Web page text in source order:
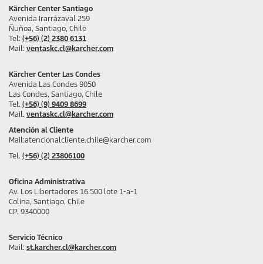
Kärcher Center Santiago
Avenida Irarrázaval 259
Ñuñoa, Santiago, Chile
Tel: (+56) (2) 2380 6131
Mail: ventaskc.cl@karcher.com
Kärcher Center Las Condes
Avenida Las Condes 9050
Las Condes, Santiago, Chile
Tel. (+56) (9) 9409 8699
Mail. ventaskc.cl@karcher.com
Atención al Cliente
Mail:atencionalcliente.chile@karcher.com
Tel. (+56) (2) 23806100
Oficina Administrativa
Av. Los Libertadores 16.500 lote 1-a-1
Colina, Santiago, Chile
CP. 9340000
Servicio Técnico
Mail: st.karcher.cl@karcher.com